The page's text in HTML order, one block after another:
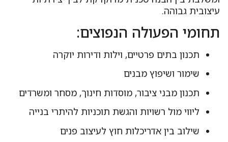
גבוהה.
הפעולה הנפוצים:
תכנון בתים פרטיים, וילות ודירות יוקרה
שימור ושיפוץ מבנים
תכנון מבני ציבור, מוסדות חינוך, מסחר ומשרדים
ליווי מול רשויות והגשת תוכניות להיתרי בנייה
שילוב בין אדריכלות חוץ לעיצוב פנים